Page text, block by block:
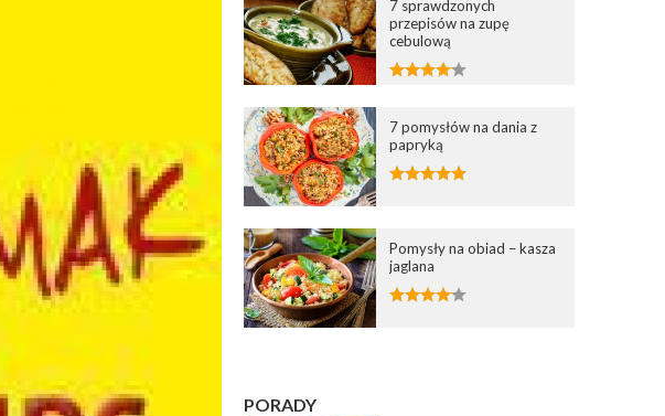
7 sprawdzonych
przepisów na zupę
cebulową
7 pomysłów na dania z
papryką
Pomysły na obiad – kasza
jaglana
PORADY